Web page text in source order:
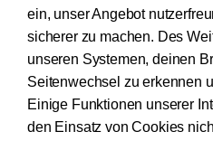
ein, unser Angebot
sicherer zu machen. Des
unseren Systemen, deinen
Seitenwechsel zu erkennen
Einige Funktionen unserer
den Einsatz von Cookies